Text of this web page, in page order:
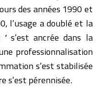
des années 1990 et
l’usage a doublé et la
"s’est ancrée dans la
professionnalisation
s’est stabilisée
s’est pérennisée.